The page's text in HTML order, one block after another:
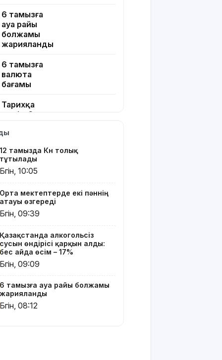
6 тамызға
ауа райы
болжамы
жарияланды
6 тамызға
валюта
бағамы
Тарихқа
мәлім 6
педагог
ChatGPT
Edu
тегін
пайдалана
алады –
партиясының
кандидаты
Димаш
жаңа
әлемдік
жобасын
12 тамызда Күн толық
тұтылады
Бүгін, 10:05
Орта мектептерде екі пәннің
атауы өзгереді
Бүгін, 09:39
Қазақстанда алкогольсіз
сусын өндірісі қарқын алды:
бес айда өсім – 17%
Бүгін, 09:09
6 тамызға ауа райы болжамы
жарияланды
Бүгін, 08:12